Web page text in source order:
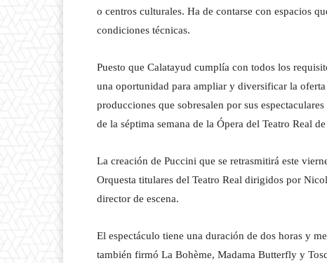
o centros culturales. Ha de contarse con espacios
condiciones técnicas.
Puesto que Calatayud cumplía con todos los
una oportunidad para ampliar y diversificar la
producciones que sobresalen por sus
de la séptima semana de la Ópera del Teatro Real
La creación de Puccini que se retrasmitirá este
Orquesta titulares del Teatro Real dirigidos por
director de escena.
El espectáculo tiene una duración de dos horas y
también firmó La Bohème, Madama Butterfly y